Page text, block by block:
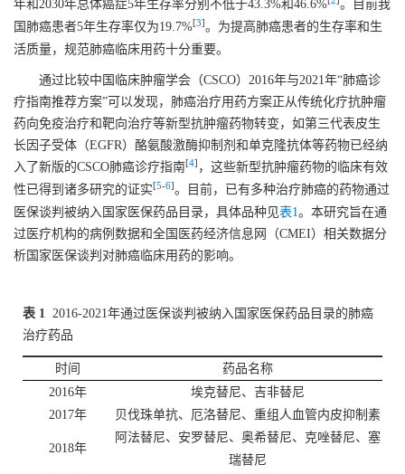
年和2030年总体癌症5年生存率分别不低于43.3%和46.6%
。目前我
国肺癌患者5年生存率仅为19.7%[3]。为提高肺癌患者的生存率和生
活质量，规范肺癌临床用药十分重要。
通过比较中国临床肿瘤学会（CSCO）2016年与2021年“肺癌诊
疗指南推荐方案”可以发现，肺癌治疗用药方案正从传统化疗抗肿瘤
药向免疫治疗和靶向治疗等新型抗肿瘤药物转变，如第三代表皮生
长因子受体（EGFR）酪氨酸激酶抑制剂和单克隆抗体等药物已经纳
入了新版的CSCO肺癌诊疗指南[4] ，这些新型抗肿瘤药物的临床有效
性已得到诸多研究的证实[5-6]。目前，已有多种治疗肺癌的药物通过
医保谈判被纳入国家医保药品目录，具体品种见表1 。本研究旨在通
过医疗机构的病例数据和全国医药经济信息网（CMEI）相关数据分
析国家医保谈判对肺癌临床用药的影响。
表 1
2016-2021年通过医保谈判被纳入国家医保药品目录的肺癌
治疗药品
时间
药品名称
2016年
埃克替尼、吉非替尼
2017年
贝伐珠单抗、厄洛替尼、重组人血管内皮抑制素
2018年
阿法替尼、安罗替尼、奥希替尼、克唑替尼、塞
瑞替尼